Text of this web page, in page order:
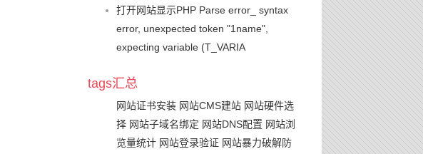
打开网站显示PHP Parse error_ syntax
error, unexpected token "1name",
expecting variable (T_VARIA
tags汇总
网站证书安装 网站CMS建站 网站硬件选
择 网站子域名绑定 网站DNS配置 网站浏
览量统计 网站登录验证 网站暴力破解防